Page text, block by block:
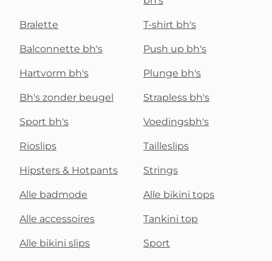
Bralette T-shirt bh's
Balconnette bh's Push up bh's
Hartvorm bh's Plunge bh's
Bh's zonder beugel Strapless bh's
Sport bh's Voedingsbh's
Rioslips Tailleslips
Hipsters & Hotpants Strings
Alle badmode Alle bikini tops
Alle accessoires Tankini top
Alle bikini slips Sport